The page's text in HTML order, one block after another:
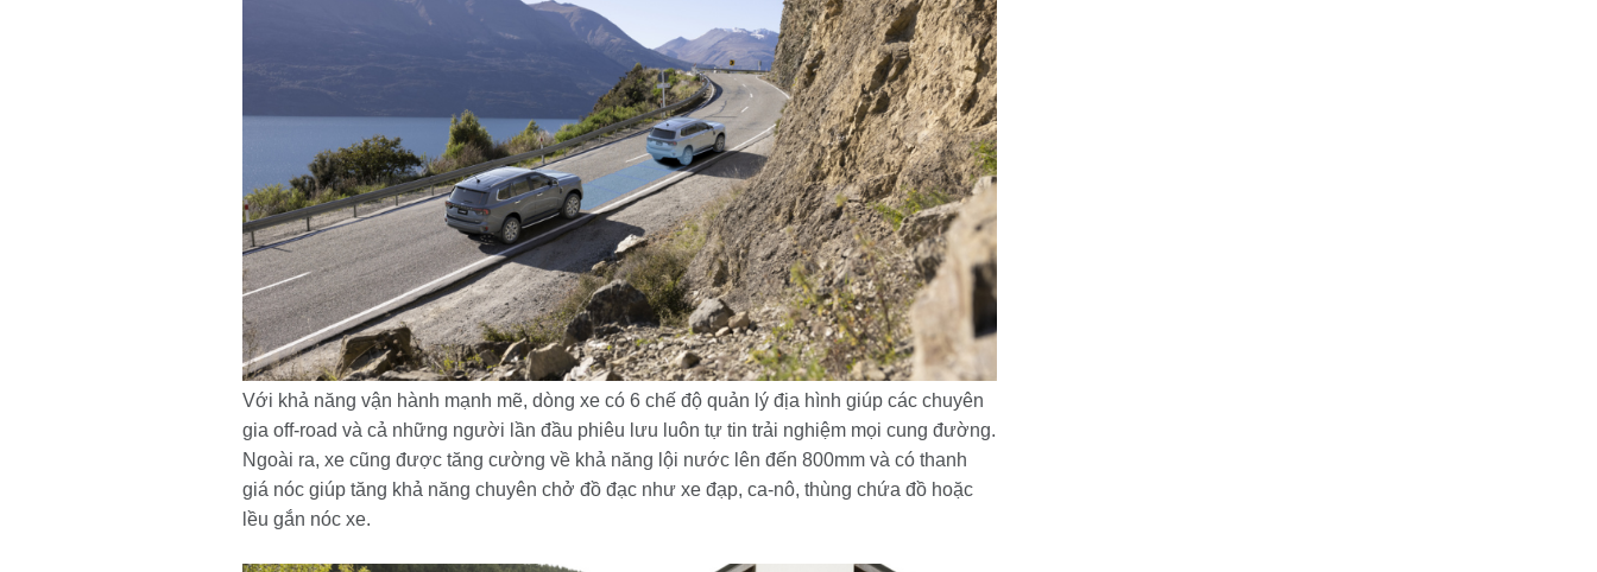
Với khả năng vận hành mạnh mẽ, dòng xe có 6 chế độ quản lý địa hình giúp các chuyên
gia off-road và cả những người lần đầu phiêu lưu luôn tự tin trải nghiệm mọi cung đường.
Ngoài ra, xe cũng được tăng cường về khả năng lội nước lên đến 800mm và có thanh
giá nóc giúp tăng khả năng chuyên chở đồ đạc như xe đạp, ca-nô, thùng chứa đồ hoặc
lều gắn nóc xe.